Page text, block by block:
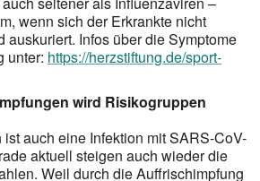
wenn sich der Erkrankte nicht
auskuriert. Infos über die Symptome
unter: https://herzstiftung.de/sport-
wird Risikogruppen
auch eine Infektion mit SARS-CoV-
aktuell steigen auch wieder die
Weil durch die Auffrischimpfung